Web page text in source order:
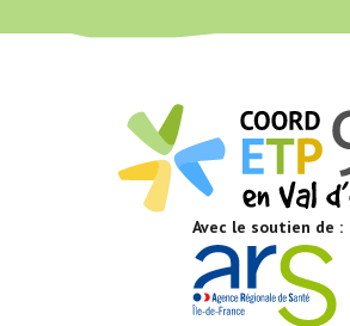
Avec le soutien de :